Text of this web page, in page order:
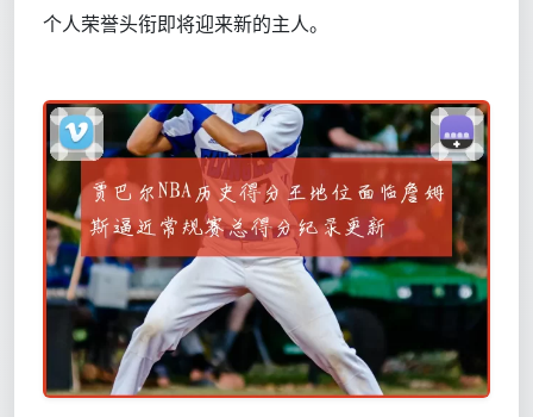
个人荣誉头衔即将迎来新的主人。